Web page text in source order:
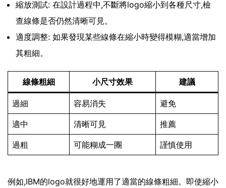
縮放測試: 在設計過程中,不斷將logo縮小到各種尺寸,檢
查線條是否仍然清晰可見。
適度調整: 如果發現某些線條在縮小時變得模糊,適當增加
其粗細。
線條粗細 小尺寸效果 建議
過細 容易消失 避免
適中 清晰可見 推薦
過粗 可能糊成一團 謹慎使用
例如,IBM的logo就很好地運用了適當的線條粗細。即使縮小